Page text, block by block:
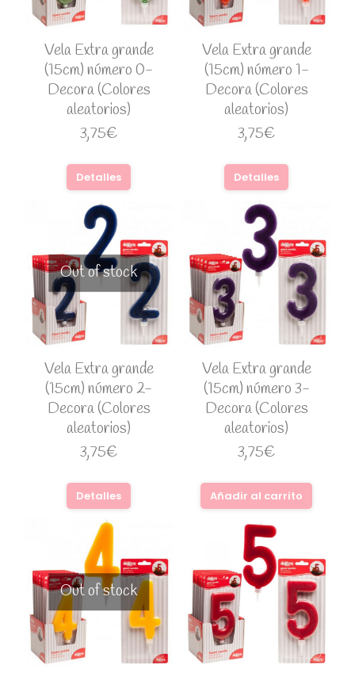
Vela Extra grande
(15cm) número 0-
Decora (Colores
aleatorios)
3,75€
Detalles
Vela Extra grande
(15cm) número 1-
Decora (Colores
aleatorios)
3,75€
Detalles
Out of stock
Vela Extra grande
(15cm) número 2-
Decora (Colores
aleatorios)
3,75€
Detalles
Vela Extra grande
(15cm) número 3-
Decora (Colores
aleatorios)
3,75€
Añadir al carrito
Out of stock